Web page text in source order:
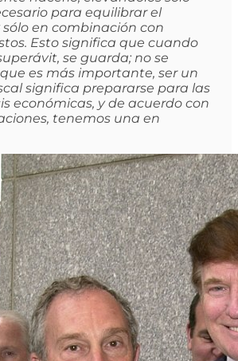
para equilibrar el
en combinación con
Esto significa que cuando
se guarda; no se
es más importante, ser un
significa prepararse para las
económicas, y de acuerdo con
tenemos una en